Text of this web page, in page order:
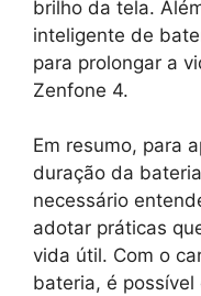
brilho da tela.
inteligente de
para prolongar a
Zenfone 4.
Em resumo, para
duração da
necessário
adotar práticas
vida útil. Com o
bateria, é